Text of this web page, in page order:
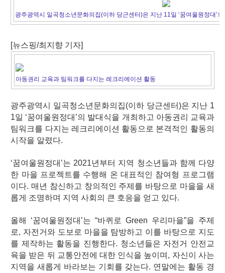
광주광역시 일곡청소년문화의집(이하 당근센터)은 지난 11일 ‘꿈여울원정대’
[뉴스핑/최지향 기자]
아동권리 교육과 팀워크를 다지는 레크리에이션 활동
광주광역시 일곡청소년문화의집(이하 당근센터)은 지난 1
1일 ‘꿈여울원정대’의 발대식을 개최하고 아동권리 교육과
팀워크를 다지는 레크리에이션 활동으로 본격적인 활동의
시작을 알렸다.
‘꿈여울원정대’는 2021년부터 지역 청소년들과 함께 다양
한 마을 프로젝트를 수행해 온 대표적인 참여형 프로그램
이다. 매년 참신하고 창의적인 주제를 바탕으로 마을을 새
롭게 조명하며 지역 사회의 큰 호응을 얻고 있다.
올해 ‘꿈여울원정대’는 “바퀴로 Green 우리마을”을 주제
로, 자전거와 도보로 마을을 탐방하고 이를 바탕으로 지도
를 제작하는 활동을 진행한다. 청소년들은 자전거 안전교
육을 받은 뒤 교통안전에 대한 인식을 높이며, 자신이 사는
지역을 새롭게 바라보는 기회를 갖는다. 연말에는 활동 경